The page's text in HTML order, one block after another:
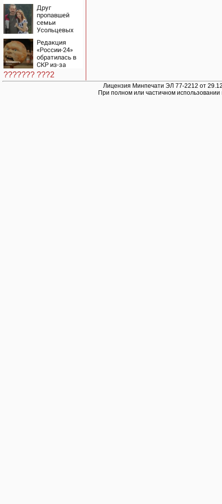
новости на 7
августа 2026 и
прогнозы
Друг
пропавшей
семьи
Усольцевых
аудиосообщение
от них
Редакция
«России-24»
обратилась в
СКР из-за
травли
съемочной
??????? ???2
Лицензия Минпечати ЭЛ 77-2212 от
При полном или частичном